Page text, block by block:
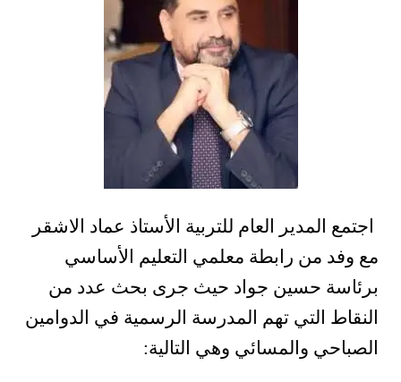
اجتمع المدير العام للتربية الأستاذ عماد الاشقر
مع وفد من رابطة معلمي التعليم الأساسي
برئاسة حسين جواد حيث جرى بحث عدد من
النقاط التي تهم المدرسة الرسمية في الدوامين
الصباحي والمسائي وهي التالية: